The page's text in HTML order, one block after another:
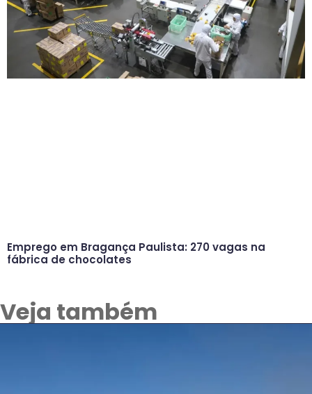
Emprego em Bragança Paulista: 270 vagas na
fábrica de chocolates
Veja também